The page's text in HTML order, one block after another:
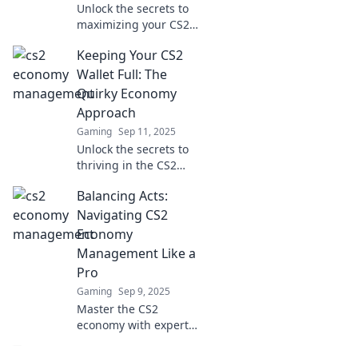
Unlock the secrets to
maximizing your CS2
tips to stretch your
cents and game
smarter today!
Keeping Your CS2
Wallet Full: The
Quirky Economy
Approach
Gaming Sep 11, 2025
Unlock the secrets to
thriving in the CS2
quirky tips and
strategies to keep your
wallet full and your
game strong.
Balancing Acts:
Navigating CS2
Economy
Management Like a
Pro
Gaming Sep 9, 2025
Master the CS2
economy with expert